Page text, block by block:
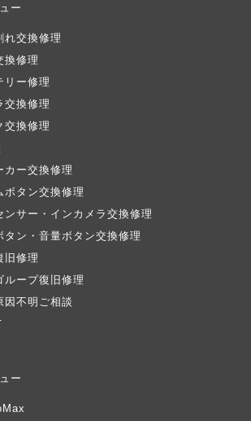
ー
れ交換修理
換修理
リー修理
交換修理
交換修理
カー交換修理
ボタン交換修理
ンサー・インカメラ交換修理
タン・音量ボタン交換修理
旧修理
ループ復旧修理
因不明ご相談
ー